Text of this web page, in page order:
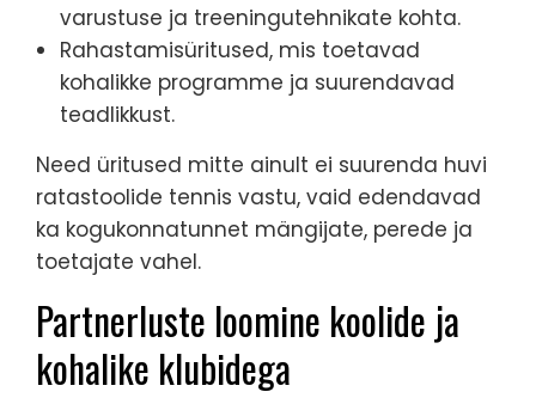
varustuse ja treeningutehnikate kohta.
Rahastamisüritused, mis toetavad
kohalikke programme ja suurendavad
teadlikkust.
Need üritused mitte ainult ei suurenda huvi
ratastoolide tennis vastu, vaid edendavad
ka kogukonnatunnet mängijate, perede ja
toetajate vahel.
Partnerluste loomine koolide ja
kohalike klubidega